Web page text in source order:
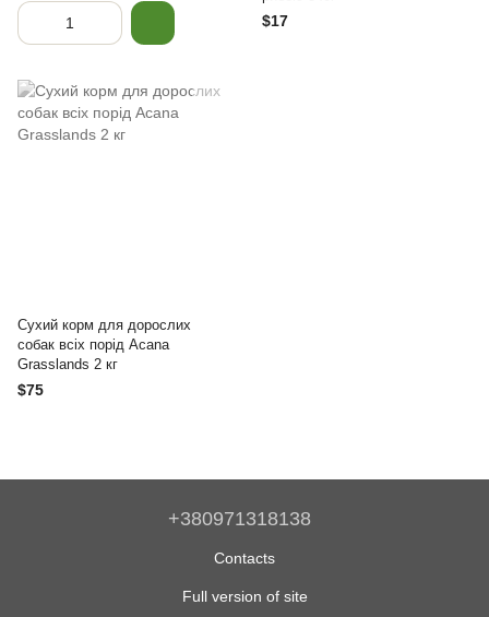
$17
Сухий корм для дорослих
собак всіх порід Acana
Grasslands 2 кг
$75
+380971318138
Contacts
Full version of site